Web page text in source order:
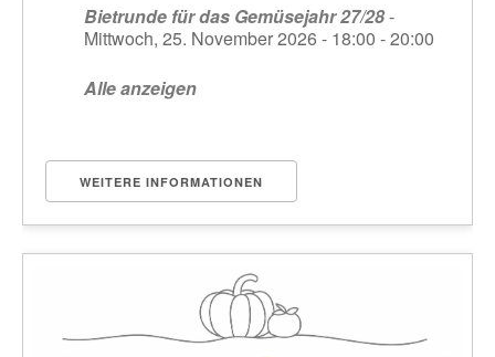
Bietrunde für das Gemüsejahr 27/28-
Mittwoch, 25. November 2026 - 18:00 - 20:00
Alle anzeigen
WEITERE INFORMATIONEN